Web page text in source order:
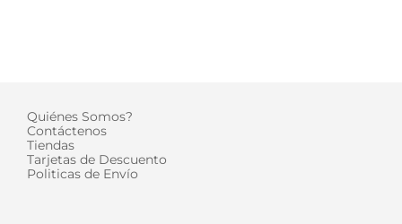
Quiénes Somos?
Contáctenos
Tiendas
Tarjetas de Descuento
Politicas de Envío